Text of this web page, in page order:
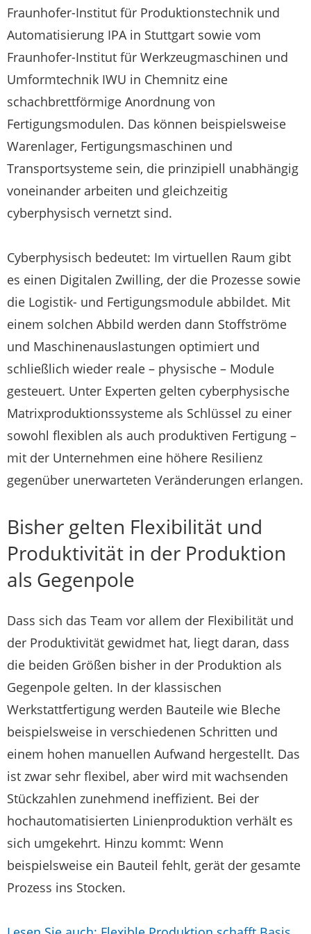
Fraunhofer-Institut für Produktionstechnik und
Automatisierung IPA in Stuttgart sowie vom
Fraunhofer-Institut für Werkzeugmaschinen und
Umformtechnik IWU in Chemnitz eine
schachbrettförmige Anordnung von
Fertigungsmodulen. Das können beispielsweise
Warenlager, Fertigungsmaschinen und
Transportsysteme sein, die prinzipiell unabhängig
voneinander arbeiten und gleichzeitig
cyberphysisch vernetzt sind.
Cyberphysisch bedeutet: Im virtuellen Raum gibt
es einen Digitalen Zwilling, der die Prozesse sowie
die Logistik- und Fertigungsmodule abbildet. Mit
einem solchen Abbild werden dann Stoffströme
und Maschinenauslastungen optimiert und
schließlich wieder reale – physische – Module
gesteuert. Unter Experten gelten cyberphysische
Matrixproduktionssysteme als Schlüssel zu einer
sowohl flexiblen als auch produktiven Fertigung –
mit der Unternehmen eine höhere Resilienz
gegenüber unerwarteten Veränderungen erlangen.
Bisher gelten Flexibilität und
Produktivität in der Produktion
als Gegenpole
Dass sich das Team vor allem der Flexibilität und
der Produktivität gewidmet hat, liegt daran, dass
die beiden Größen bisher in der Produktion als
Gegenpole gelten. In der klassischen
Werkstattfertigung werden Bauteile wie Bleche
beispielsweise in verschiedenen Schritten und
einem hohen manuellen Aufwand hergestellt. Das
ist zwar sehr flexibel, aber wird mit wachsenden
Stückzahlen zunehmend ineffizient. Bei der
hochautomatisierten Linienproduktion verhält es
sich umgekehrt. Hinzu kommt: Wenn
beispielsweise ein Bauteil fehlt, gerät der gesamte
Prozess ins Stocken.